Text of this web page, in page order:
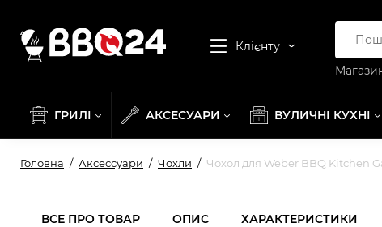
Клієнту
ГРИЛІ АКСЕСУАРИ ВУЛИЧНІ КУХНІ
Головна Аксессуари Чохли Чохол для Weber BBQ Kitchen
ВСЕ ПРО ТОВАР ОПИС ХАРАКТЕРИСТИКИ